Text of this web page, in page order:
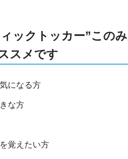
ックトッカー”この
スメです
になる方
な方
覚えたい方